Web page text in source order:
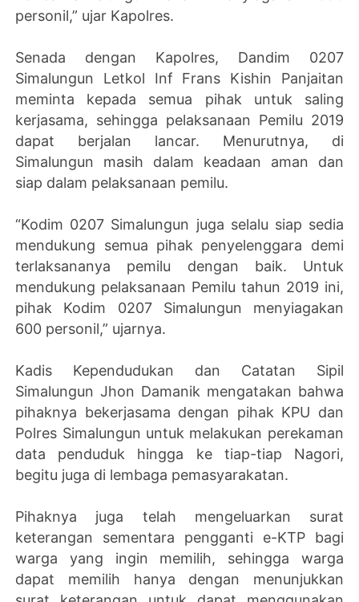
personil,” ujar Kapolres.
Senada dengan Kapolres, Dandim 0207
Simalungun Letkol Inf Frans Kishin Panjaitan
meminta kepada semua pihak untuk saling
kerjasama, sehingga pelaksanaan Pemilu 2019
dapat berjalan lancar. Menurutnya, di
Simalungun masih dalam keadaan aman dan
siap dalam pelaksanaan pemilu.
“Kodim 0207 Simalungun juga selalu siap sedia
mendukung semua pihak penyelenggara demi
terlaksananya pemilu dengan baik. Untuk
mendukung pelaksanaan Pemilu tahun 2019 ini,
pihak Kodim 0207 Simalungun menyiagakan
600 personil,” ujarnya.
Kadis Kependudukan dan Catatan Sipil
Simalungun Jhon Damanik mengatakan bahwa
pihaknya bekerjasama dengan pihak KPU dan
Polres Simalungun untuk melakukan perekaman
data penduduk hingga ke tiap-tiap Nagori,
begitu juga di lembaga pemasyarakatan.
Pihaknya juga telah mengeluarkan surat
keterangan sementara pengganti e-KTP bagi
warga yang ingin memilih, sehingga warga
dapat memilih hanya dengan menunjukkan